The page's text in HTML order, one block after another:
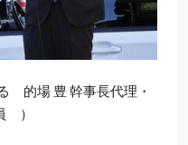
的場 豊 幹事長代理・
）